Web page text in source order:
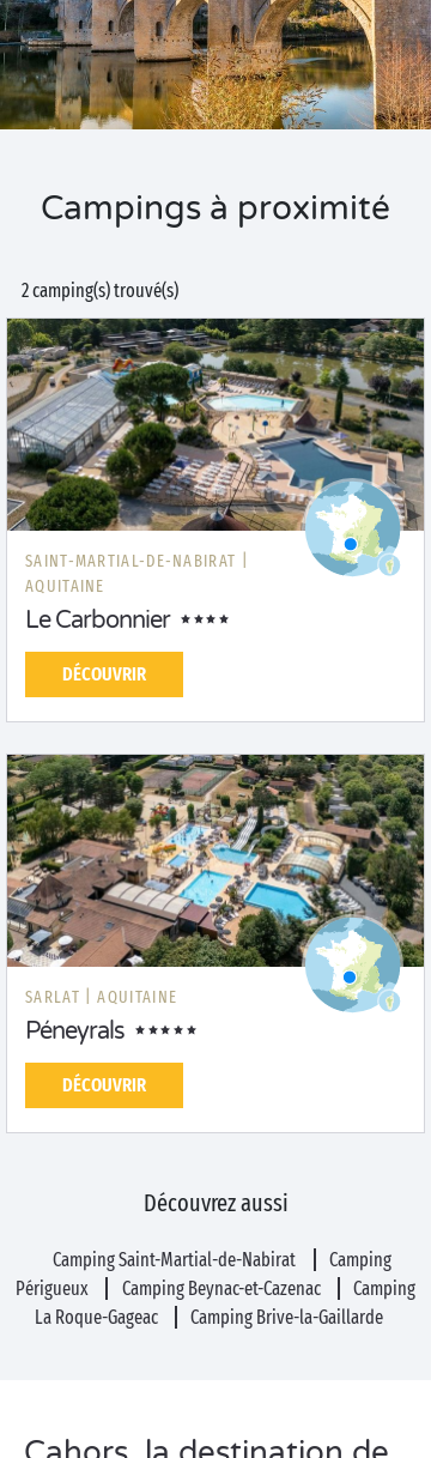
Campings à proximité
2 camping(s) trouvé(s)
SAINT-MARTIAL-DE-NABIRAT |
AQUITAINE
Le Carbonnier
DÉCOUVRIR
SARLAT | AQUITAINE
Péneyrals
DÉCOUVRIR
Découvrez aussi
Camping Saint-Martial-de-Nabirat
Camping
Périgueux
Camping Beynac-et-Cazenac
Camping
La Roque-Gageac
Camping Brive-la-Gaillarde